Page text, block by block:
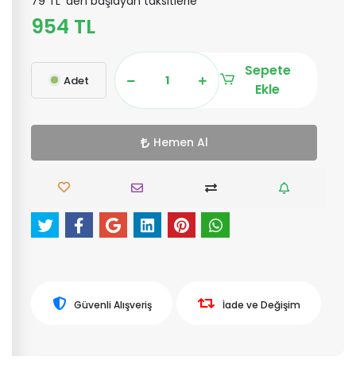
954 TL
Adet
Sepete
Ekle
Hemen Al
Güvenli Alışveriş İade ve Değişim